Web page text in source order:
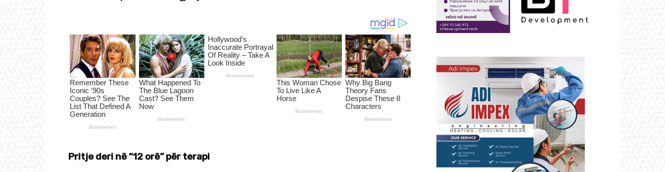
Pritje deri në “12 orë” për terapi